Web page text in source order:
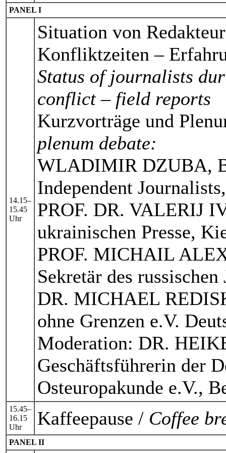
PANEL I
14.15–
15.45
Uhr
Situation von
Konfliktzeiten –
Status of journalists
conflict – field reports
Kurzvorträge und
plenum debate:
WLADIMIR DZUBA,
Independent
PROF. DR. VALERIJ
ukrainischen Presse,
PROF. MICHAIL
Sekretär des
DR. MICHAEL
ohne Grenzen e.V.
Moderation: DR.
Geschäftsführerin der
Osteuropakunde e.V.,
15.45–
16.15
Uhr
Kaffeepause / Coffee
PANEL II